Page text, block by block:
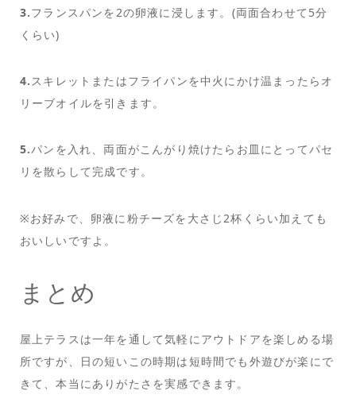
3.フランスパンを2の卵液に浸します。(両面合わせて5分
くらい)
4.スキレットまたはフライパンを中火にかけ温まったらオ
リーブオイルを引きます。
5.パンを入れ、両面がこんがり焼けたらお皿にとってパセ
リを散らして完成です。
※お好みで、卵液に粉チーズを大さじ2杯くらい加えても
おいしいですよ。
まとめ
屋上テラスは一年を通して気軽にアウトドアを楽しめる場
所ですが、日の短いこの時期は短時間でも外遊びが楽にで
きて、本当にありがたさを実感できます。